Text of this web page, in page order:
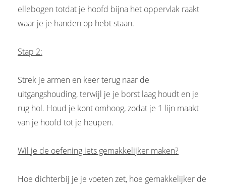
ellebogen totdat je hoofd bijna het oppervlak raakt
waar je je handen op hebt staan.
Stap 2:
Strek je armen en keer terug naar de
uitgangshouding, terwijl je je borst laag houdt en je
rug hol. Houd je kont omhoog, zodat je 1 lijn maakt
van je hoofd tot je heupen.
Wil je de oefening iets gemakkelijker maken?
Hoe dichterbij je je voeten zet, hoe gemakkelijker de